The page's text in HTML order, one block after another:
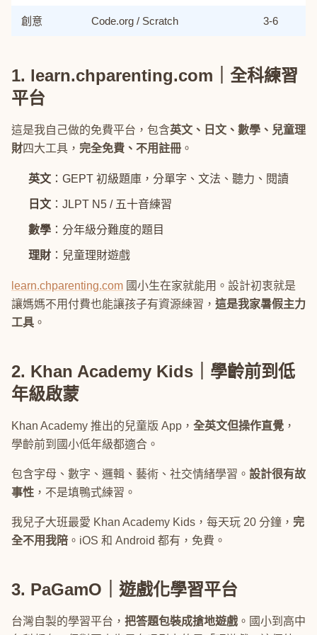
創意 Code.org / Scratch 3-6
1. learn.chparenting.com｜全科練習
平台
這是我自己做的免費平台，包含英文、日文、數學、兒童理
財四大工具， 完全免費、不用註冊 。
英文 ：GEPT 初級題庫，分單字、文法、聽力、閱讀
日文 ：JLPT N5 / 五十音練習
數學 ：分年級分難度的題目
理財 ：兒童理財遊戲
learn.chparenting.com 國小生在家就能用。設計初衷就是
讓媽媽不用付費也能讓孩子有資源練習， 這是我家暑假主力
工具 。
2. Khan Academy Kids｜學齡前到低
年級啟蒙
Khan Academy 推出的兒童版 App， 全英文但操作直覺 ，
學齡前到國小低年級都適合。
包含字母、數字、邏輯、藝術、社交情緒學習。 設計很有故
事性 ，不是填鴨式練習。
我兒子大班最愛 Khan Academy Kids，每天玩 20 分鐘， 完
全不用我陪 。iOS 和 Android 都有，免費。
3. PaGamO｜遊戲化學習平台
台灣自製的學習平台， 把答題包裝成搶地遊戲 。國小到高中